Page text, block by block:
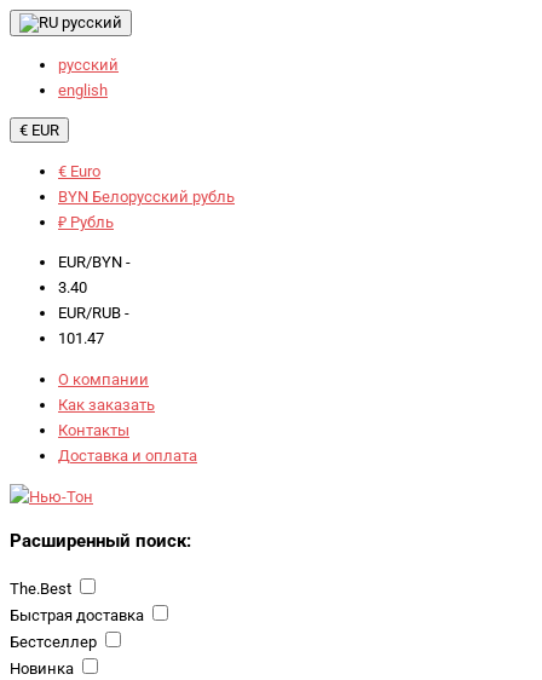
русский
русский
english
€ EUR
€ Euro
BYN Белорусский рубль
₽ Рубль
EUR/BYN -
3.40
EUR/RUB -
101.47
О компании
Как заказать
Контакты
Доставка и оплата
Расширенный поиск:
The.Best
Быстрая доставка
Бестселлер
Новинка